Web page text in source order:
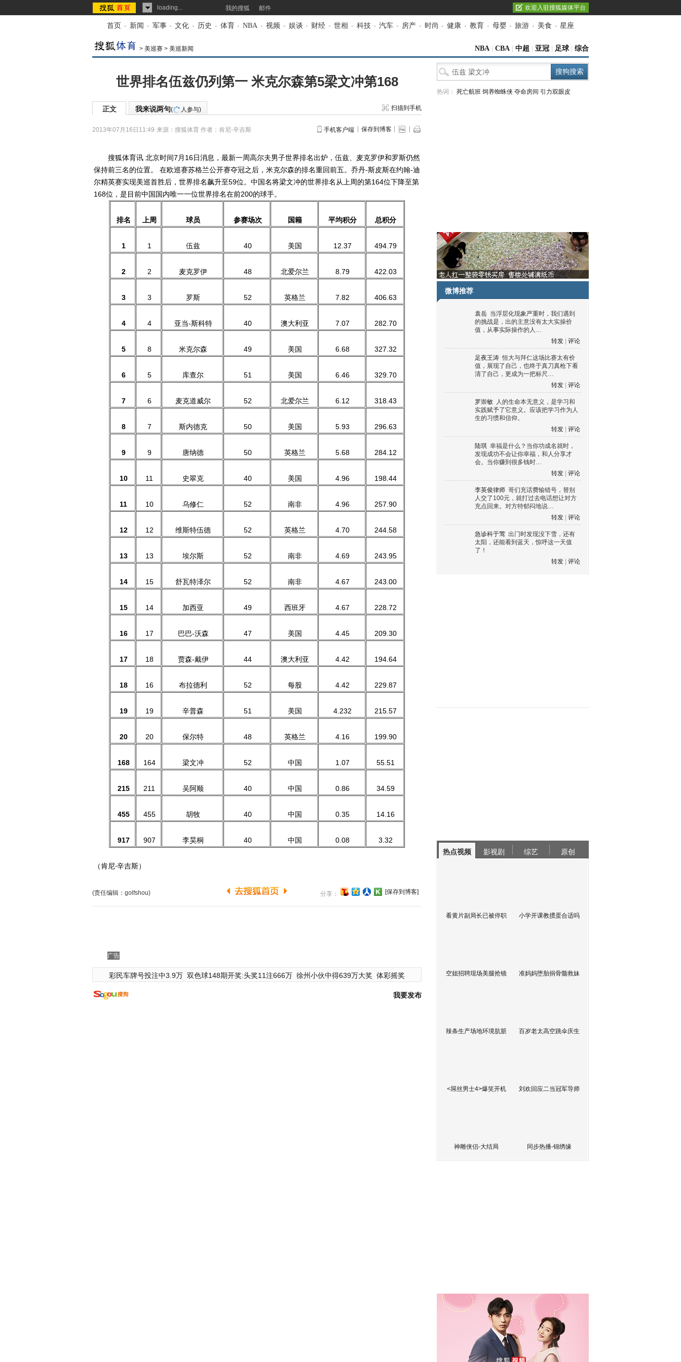
loading... 我的搜狐 邮件 欢迎入驻搜狐媒体平台
首页 - 新闻 - 军事 - 文化 - 历史 - 体育 - NBA - 视频 - 娱谈 - 财经 - 世相 - 科技 - 汽车 - 房产 - 时尚 - 健康 - 教育 - 母婴 - 旅游 - 美食 - 星座
> 美巡赛 > 美巡新闻 NBA CBA 中超 亚冠 足球 综合
世界排名伍兹仍列第一 米克尔森第5梁文冲第168
正文 我来说两句( 人参与) 扫描到手机
2013年07月16日11:49 来源： 搜狐体育 作者：肯尼-辛吉斯 手机客户端 保存到博客
搜狐体育讯 北京时间7月16日消息，最新一周高尔夫男子世界排名出炉，伍兹、麦克罗伊和罗斯仍然
保持前三名的位置。 在欧巡赛苏格兰公开赛夺冠之后，米克尔森的排名重回前五。乔丹-斯皮斯在约翰-迪
尔精英赛实现美巡首胜后，世界排名飙升至59位。中国名将梁文冲的世界排名从上周的第164位下降至第
168位，是目前中国国内唯一一位世界排名在前200的球手。
排名 上周 球员 参赛场次 国籍 平均积分 总积分
1 1 伍兹 40 美国 12.37 494.79
2 2 麦克罗伊 48 北爱尔兰 8.79 422.03
3 3 罗斯 52 英格兰 7.82 406.63
4 4 亚当-斯科特 40 澳大利亚 7.07 282.70
5 8 米克尔森 49 美国 6.68 327.32
6 5 库查尔 51 美国 6.46 329.70
7 6 麦克道威尔 52 北爱尔兰 6.12 318.43
8 7 斯内德克 50 美国 5.93 296.63
9 9 唐纳德 50 英格兰 5.68 284.12
10 11 史翠克 40 美国 4.96 198.44
11 10 乌修仁 52 南非 4.96 257.90
12 12 维斯特伍德 52 英格兰 4.70 244.58
13 13 埃尔斯 52 南非 4.69 243.95
14 15 舒瓦特泽尔 52 南非 4.67 243.00
15 14 加西亚 49 西班牙 4.67 228.72
16 17 巴巴-沃森 47 美国 4.45 209.30
17 18 贾森-戴伊 44 澳大利亚 4.42 194.64
18 16 布拉德利 52 每股 4.42 229.87
19 19 辛普森 51 美国 4.232 215.57
20 20 保尔特 48 英格兰 4.16 199.90
168 164 梁文冲 52 中国 1.07 55.51
215 211 吴阿顺 40 中国 0.86 34.59
455 455 胡牧 40 中国 0.35 14.16
917 907 李昊桐 40 中国 0.08 3.32
（肯尼-辛吉斯）
(责任编辑：golfshou) 分享： [保存到博客]
广告
彩民车牌号投注中3.9万 双色球148期开奖:头奖11注666万 徐州小伙中得639万大奖 体彩摇奖
我要发布
热词： 死亡航班 饲养蜘蛛侠 夺命房间 引力双眼皮
微博推荐
袁岳 当浮层化现象严重时，我们遇到
的挑战是，出的主意没有太大实操价
值，从事实际操作的人…
转发
评论
足夜王涛 恒大与拜仁这场比赛太有价
值，展现了自己，也终于真刀真枪下看
清了自己，更成为一把标尺…
转发
评论
罗崇敏 人的生命本无意义，是学习和
实践赋予了它意义。应该把学习作为人
生的习惯和信仰。
转发
评论
陆琪 幸福是什么？当你功成名就时，
发现成功不会让你幸福，和人分享才
会。当你赚到很多钱时…
转发
评论
李英俊律师 哥们充话费输错号，替别
人交了100元，就打过去电话想让对方
充点回来。对方特郁闷地说…
转发
评论
急诊科于莺 出门时发现没下雪，还有
太阳，还能看到蓝天，惊呼这一天值
了！
转发
评论
热点视频 影视剧 综艺 原创
看黄片副局长已被停职 小学开课教掼蛋合适吗
空姐招聘现场美腿抢镜 准妈妈堕胎捐骨髓救妹
辣条生产场地环境肮脏 百岁老太高空跳伞庆生
<屌丝男士4>爆笑开机 刘欢回应二当冠军导师
神雕侠侣-大结局 同步热播-锦绣缘